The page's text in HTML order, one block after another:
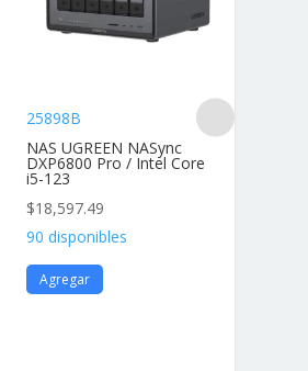
25898B
NAS UGREEN NASync
DXP6800 Pro / Intel Core
i5-123
$18,597.49
90 disponibles
Agregar